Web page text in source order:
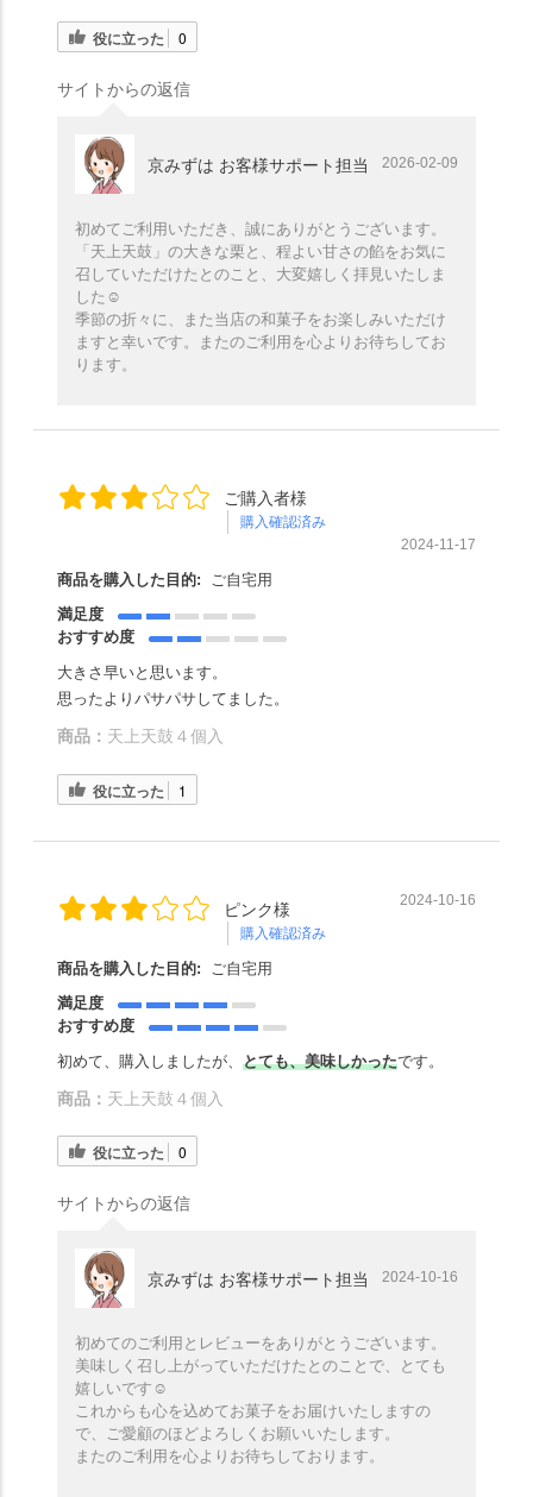
役に立った 0
サイトからの返信
京みずは お客様サポート担当 2026-02-09
初めてご利用いただき、誠にありがとうございます。
「天上天鼓」の大きな栗と、程よい甘さの餡をお気に
召していただけたとのこと、大変嬉しく拝見いたしま
した☺️
季節の折々に、また当店の和菓子をお楽しみいただけ
ますと幸いです。またのご利用を心よりお待ちしてお
ります。
ご購入者様
購入確認済み
2024-11-17
商品を購入した目的:
ご自宅用
満足度
おすすめ度
大きさ早いと思います。
思ったよりパサパサしてました。
商品： 天上天鼓４個入
役に立った 1
ピンク様
購入確認済み
2024-10-16
商品を購入した目的:
ご自宅用
満足度
おすすめ度
初めて、購入しましたが、 とても、美味しかったです。
商品： 天上天鼓４個入
役に立った 0
サイトからの返信
京みずは お客様サポート担当 2024-10-16
初めてのご利用とレビューをありがとうございます。
美味しく召し上がっていただけたとのことで、とても
嬉しいです☺️
これからも心を込めてお菓子をお届けいたしますの
で、ご愛顧のほどよろしくお願いいたします。
またのご利用を心よりお待ちしております。